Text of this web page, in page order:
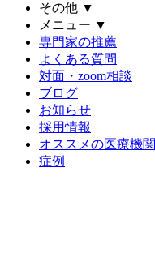
その他 ▼
メニュー ▼
専門家の推薦
よくある質問
対面・zoom相談
ブログ
お知らせ
採用情報
オススメの医療機関
症例